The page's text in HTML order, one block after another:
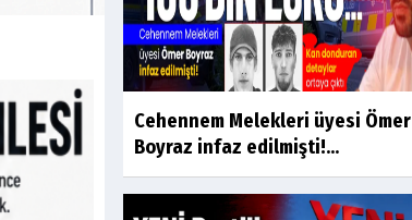
Cehennem Melekleri üyesi Ömer
Boyraz infaz edilmişti!...